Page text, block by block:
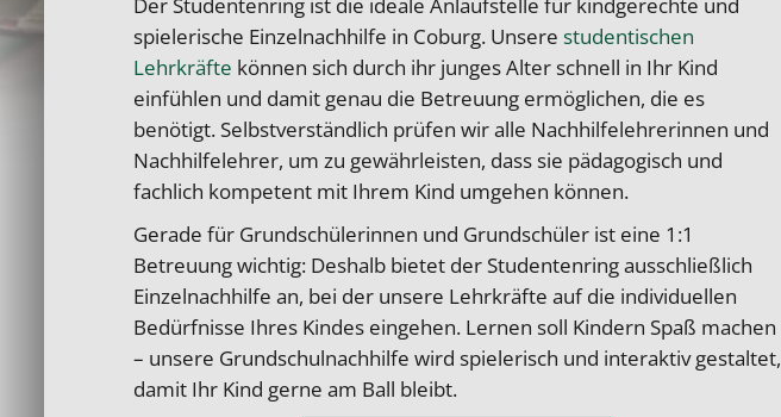
spielerische Einzelnachhilfe in Coburg. Unsere studentischen
Lehrkräfte können sich durch ihr junges Alter schnell in Ihr Kind
einfühlen und damit genau die Betreuung ermöglichen, die es
benötigt. Selbstverständlich prüfen wir alle Nachhilfelehrerinnen und
Nachhilfelehrer, um zu gewährleisten, dass sie pädagogisch und
fachlich kompetent mit Ihrem Kind umgehen können.
Gerade für Grundschülerinnen und Grundschüler ist eine 1:1
Betreuung wichtig: Deshalb bietet der Studentenring ausschließlich
Einzelnachhilfe an, bei der unsere Lehrkräfte auf die individuellen
Bedürfnisse Ihres Kindes eingehen. Lernen soll Kindern Spaß machen
– unsere Grundschulnachhilfe wird spielerisch und interaktiv gestaltet,
damit Ihr Kind gerne am Ball bleibt.